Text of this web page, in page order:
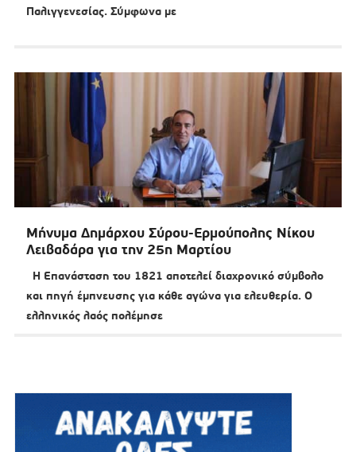
Παλιγγενεσίας. Σύμφωνα με
Μήνυμα Δημάρχου Σύρου-Ερμούπολης Νίκου
Λειβαδάρα για την 25η Μαρτίου
Η Επανάσταση του 1821 αποτελεί διαχρονικό σύμβολο
και πηγή έμπνευσης για κάθε αγώνα για ελευθερία. Ο
ελληνικός λαός πολέμησε